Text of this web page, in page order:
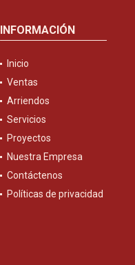
INFORMACIÓN
Inicio
Ventas
Arriendos
Servicios
Proyectos
Nuestra Empresa
Contáctenos
Políticas de privacidad